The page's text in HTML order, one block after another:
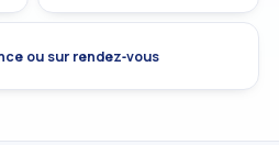
ou sur rendez‑vous